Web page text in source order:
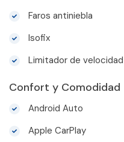
Faros antiniebla
Isofix
Limitador de velocidad
Confort y Comodidad
Android Auto
Apple CarPlay